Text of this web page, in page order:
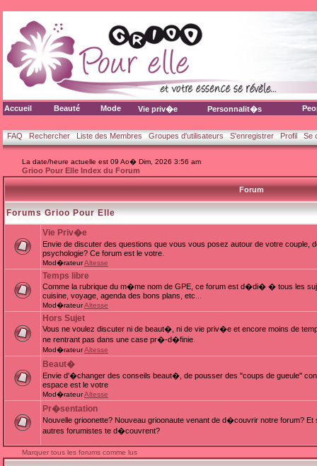
Accueil Beauté Mode Vie priv�e Personnalit�s
FAQ Rechercher Liste des Membres Groupes d'utilisateurs S'enregistrer Profil Se
La date/heure actuelle est 09 Ao� Dim, 2026 3:56 am
Grioo Pour Elle Index du Forum
Forum
Forums Grioo Pour Elle
Vie Priv�e
Envie de discuter des questions que vous vous posez autour de votre
psychologie? Ce forum est le votre.
Mod�rateurAltesse
Temps libre
Comme la rubrique du m�me nom de GPE, ce forum est d�di� � tous les
cuisine, voyage, agenda des bons plans, etc...
Mod�rateurAltesse
Hors Sujet
Vous ne voulez discuter ni de beaut�, ni de vie priv�e et encore moins de
ne rentrant pas dans une case pr�-d�finie.
Mod�rateurAltesse
Beaut�
Envie d'�changer des conseils beaut�, de pousser des "coups de gueule"
espace est le votre
Mod�rateurAltesse
Pr�sentation
Nouvelle grioonette? Nouveau grioonaute venant de d�couvrir notre forum?
autres forumistes te d�couvrent?
Marquer tous les forums comme lus